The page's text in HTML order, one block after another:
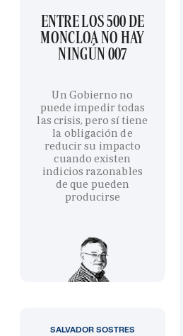
ENTRE LOS 500 DE
MONCLOA NO HAY
NINGÚN 007
Un Gobierno no
puede impedir todas
las crisis, pero sí tiene
la obligación de
reducir su impacto
cuando existen
indicios razonables
de que pueden
producirse
SALVADOR SOSTRES